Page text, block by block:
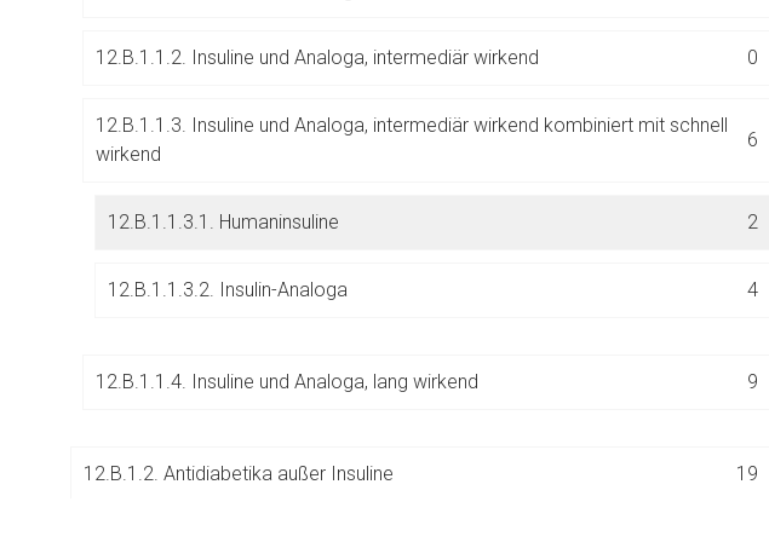
12.B.1.1.2. Insuline und Analoga, intermediär wirkend 0
12.B.1.1.3. Insuline und Analoga, intermediär wirkend kombiniert mit schnell
wirkend
6
12.B.1.1.3.1. Humaninsuline 2
12.B.1.1.3.2. Insulin-Analoga 4
12.B.1.1.4. Insuline und Analoga, lang wirkend 9
12.B.1.2. Antidiabetika außer Insuline 19
Betreiber verantwortlich. Ebenso gelten dort